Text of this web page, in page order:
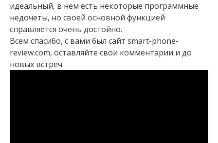
идеальный, в нем есть некоторые программные
недочеты, но своей основной функцией
справляется очень достойно.
Всем спасибо, с вами был сайт smart-phone-
review.com, оставляйте свои комментарии и до
новых встреч.